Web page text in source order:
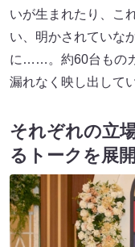
いが生まれたり、こ
い、明かされていな
に……。約60台もの
漏れなく映し出して
それぞれの立
るトークを展開